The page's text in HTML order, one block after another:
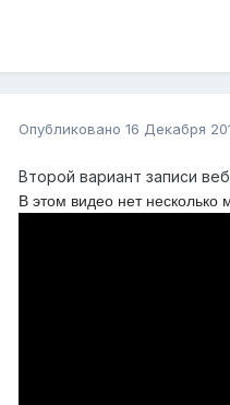
Опубликовано 16 Декабря
Второй вариант записи
В этом видео нет несколько